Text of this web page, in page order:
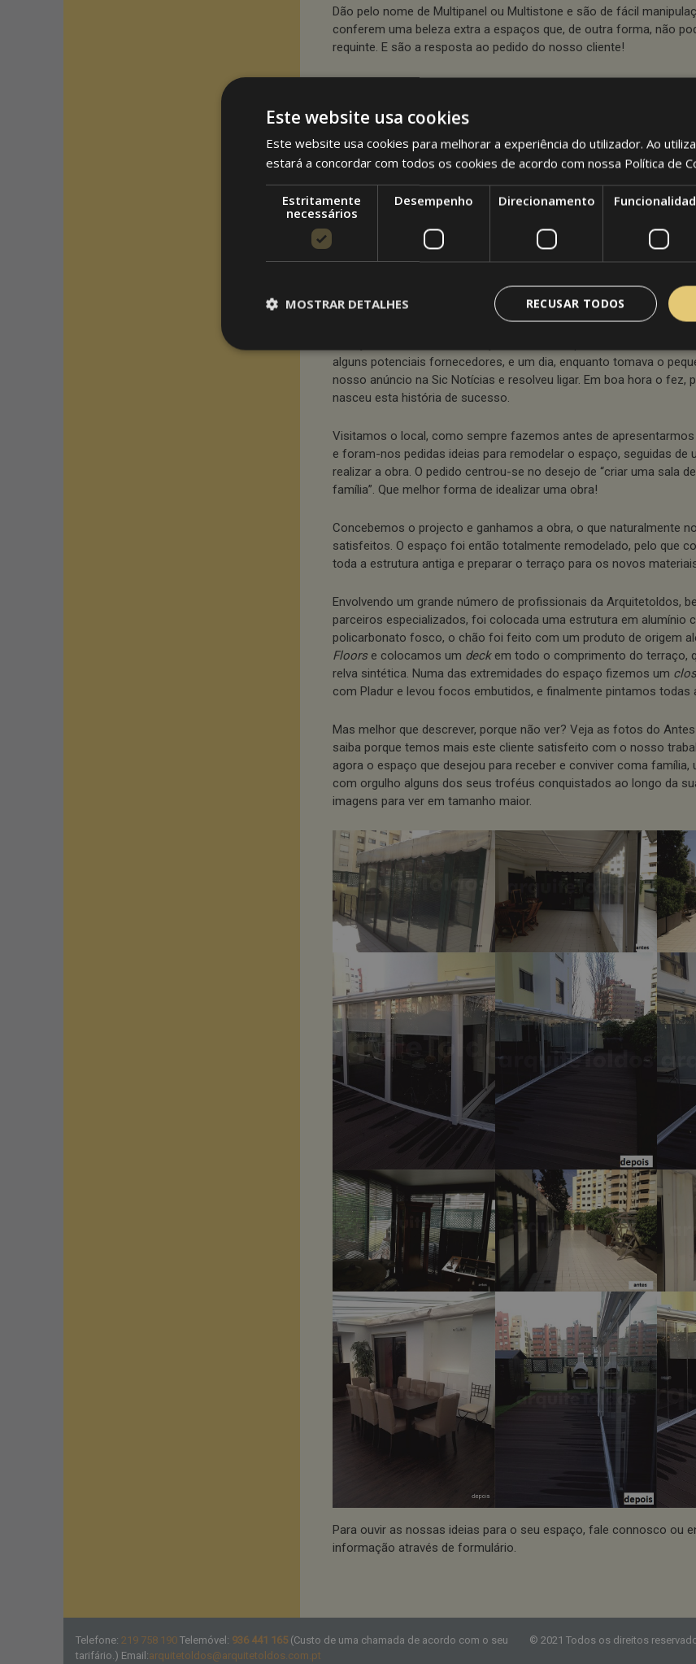
Dão pelo nome de Multipanel ou Multistone e são de fácil
conferem uma beleza extra a espaços que, de outra forma, não
requinte. E são a resposta ao pedido do nosso cliente!
pedido de contactoatravés do nosso website.
REMODELAÇÃO DE ESPAÇO EM LISBOA
Oliveiros Queirós
Quisemos partilhar esta obra consigo porque, para além de ter
muitas das nossas competências neste mercado.
O cliente, residente na cidade de Lisboa, decidiu que a estrutura
alguns potenciais fornecedores, e um dia, enquanto tomava o
nosso anúncio na Sic Notícias e resolveu ligar. Em boa hora o fez,
nasceu esta história de sucesso.
Visitamos o local, como sempre fazemos antes de
e foram-nos pedidas ideias para remodelar o espaço, seguidas de
realizar a obra. O pedido centrou-se no desejo de “criar uma sala
família”. Que melhor forma de idealizar uma obra!
Concebemos o projecto e ganhamos a obra, o que naturalmente
satisfeitos. O espaço foi então totalmente remodelado, pelo que
toda a estrutura antiga e preparar o terraço para os novos
Envolvendo um grande número de profissionais da Arquitetoldos,
parceiros especializados, foi colocada uma estrutura em alumínio
policarbonato fosco, o chão foi feito com um produto de origem
Floorse colocamos um deckem todo o comprimento do terraço,
relva sintética. Numa das extremidades do espaço fizemos um
com Pladur e levou focos embutidos, e finalmente pintamos todas
Mas melhor que descrever, porque não ver? Veja as fotos do
saiba porque temos mais este cliente satisfeito com o nosso
agora o espaço que desejou para receber e conviver coma família,
com orgulho alguns dos seus troféus conquistados ao longo da
imagens para ver em tamanho maior.
Para ouvir as nossas ideias para o seu espaço, fale connosco ou
informação através de formulário.
Telefone: 219 758 190 Telemóvel: 936 441 165 (Custo de uma chamada de acordo com o seu
tarifário.) Email:arquitetoldos@arquitetoldos.com.pt
© 2021 Todos os direitos
Este website usa cookies
Este website usa cookies para melhorar a experiência do utilizador. Ao
estará a concordar com todos os cookies de acordo com nossa Política de
Estritamente
necessários
Desempenho Direcionamento
RECUSAR TODOS
MOSTRAR DETALHES